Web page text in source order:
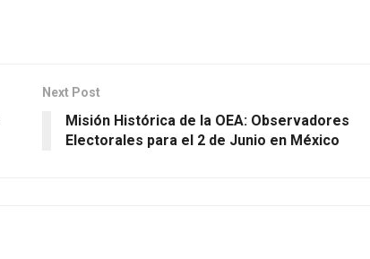
Next Post
Misión Histórica de la OEA: Observadores
Electorales para el 2 de Junio en México